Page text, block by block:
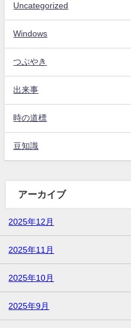
Uncategorized
Windows
つぶやき
出来事
時の道標
豆知識
アーカイブ
2025年12月
2025年11月
2025年10月
2025年9月